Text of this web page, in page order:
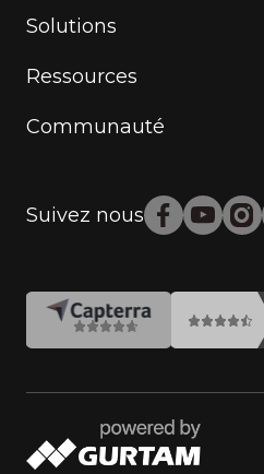
Solutions
Ressources
Communauté
Suivez nous